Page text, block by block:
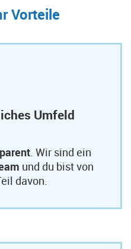
Vorteile
Umfeld
. Wir sind ein
und du bist von
davon.